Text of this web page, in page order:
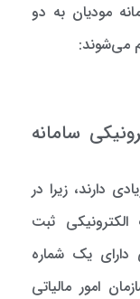
مودیان به دو
می‌شوند:
سامانه
دارند، زیرا در
الکترونیکی ثبت
یک شماره
امور مالیاتی